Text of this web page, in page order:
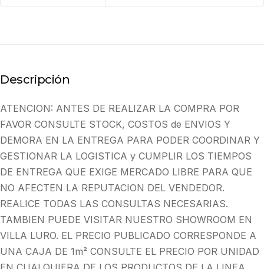
Descripción
ATENCION: ANTES DE REALIZAR LA COMPRA POR
FAVOR CONSULTE STOCK, COSTOS de ENVIOS Y
DEMORA EN LA ENTREGA PARA PODER COORDINAR Y
GESTIONAR LA LOGISTICA y CUMPLIR LOS TIEMPOS
DE ENTREGA QUE EXIGE MERCADO LIBRE PARA QUE
NO AFECTEN LA REPUTACION DEL VENDEDOR.
REALICE TODAS LAS CONSULTAS NECESARIAS.
TAMBIEN PUEDE VISITAR NUESTRO SHOWROOM EN
VILLA LURO. EL PRECIO PUBLICADO CORRESPONDE A
UNA CAJA DE 1m² CONSULTE EL PRECIO POR UNIDAD